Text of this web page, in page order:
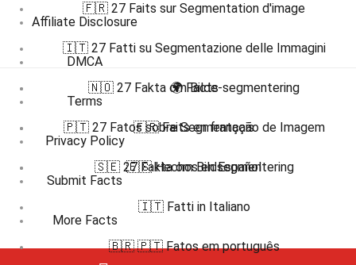
Affiliate Disclosure
DMCA
Terms
Privacy Policy
Submit Facts
More Facts
🇫🇷 27 Faits sur Segmentation d'image
🇮🇹 27 Fatti su Segmentazione delle Immagini
🇳🇴 27 Fakta om Bilde-segmentering
🇵🇹 27 Fatos sobre Segmentação de Imagem
🇸🇪 27 Fakta om Bildsegmentering
🌍 Facts
🇫🇷 Faits en français
🇪🇸 Hechos en Español
🇮🇹 Fatti in Italiano
🇧🇷 🇵🇹 Fatos em português